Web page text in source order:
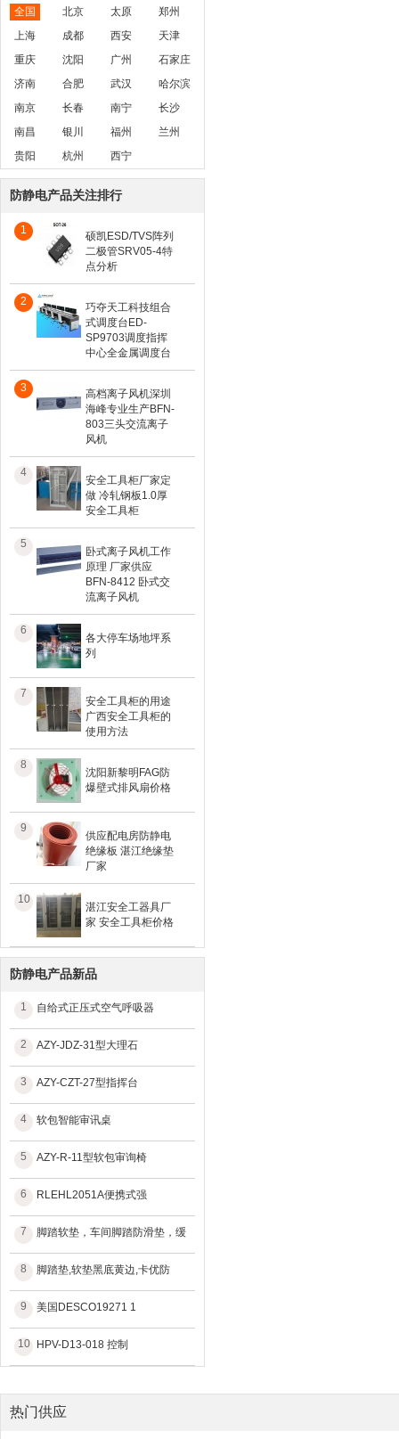
全国 北京 太原
郑州
上海
成都 西安
天津
重庆
沈阳 广州
石家庄
济南
合肥 武汉
哈尔滨
南京
长春 南宁
长沙
南昌
银川 福州
兰州
贵阳
杭州 西宁
防静电产品关注排行
1
硕凯ESD/TVS阵列
二极管SRV05-4特
点分析
2
巧夺天工科技组合
式调度台ED-
SP9703调度指挥
中心全金属调度台
3
高档离子风机深圳
海峰专业生产BFN-
803三头交流离子
风机
4
安全工具柜厂家定
做 冷轧钢板1.0厚
安全工具柜
5
卧式离子风机工作
原理 厂家供应
BFN-8412 卧式交
流离子风机
6
各大停车场地坪系
列
7
安全工具柜的用途
广西安全工具柜的
使用方法
8
沈阳新黎明FAG防
爆壁式排风扇价格
9
供应配电房防静电
绝缘板 湛江绝缘垫
厂家
10
湛江安全工器具厂
家 安全工具柜价格
防静电产品新品
1 自给式正压式空气呼吸器
2 AZY-JDZ-31型大理石
3 AZY-CZT-27型指挥台
4 软包智能审讯桌
5 AZY-R-11型软包审询椅
6 RLEHL2051A便携式强
7 脚踏软垫，车间脚踏防滑垫，缓
8 脚踏垫,软垫黑底黄边,卡优防
9 美国DESCO19271 1
10 HPV-D13-018 控制
热门供应